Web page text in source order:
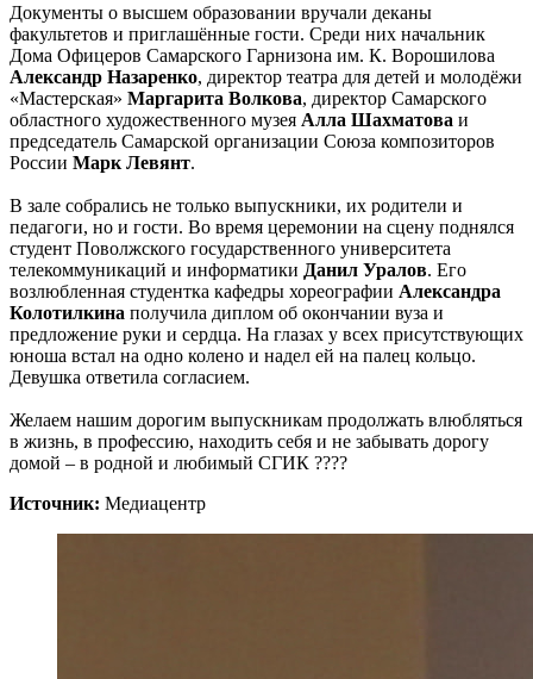
Документы о высшем образовании вручали деканы
факультетов и приглашённые гости. Среди них начальник
Дома Офицеров Самарского Гарнизона им. К. Ворошилова
Александр Назаренко, директор театра для детей и молодёжи
«Мастерская» Маргарита Волкова, директор Самарского
областного художественного музея Алла Шахматова и
председатель Самарской организации Союза композиторов
России Марк Левянт.
В зале собрались не только выпускники, их родители и
педагоги, но и гости. Во время церемонии на сцену поднялся
студент Поволжского государственного университета
телекоммуникаций и информатики Данил Уралов. Его
возлюбленная студентка кафедры хореографии Александра
Колотилкина получила диплом об окончании вуза и
предложение руки и сердца. На глазах у всех присутствующих
юноша встал на одно колено и надел ей на палец кольцо.
Девушка ответила согласием.
Желаем нашим дорогим выпускникам продолжать влюбляться
в жизнь, в профессию, находить себя и не забывать дорогу
домой – в родной и любимый СГИК ????
Источник: Медиацентр